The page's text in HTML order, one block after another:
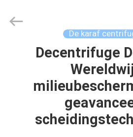
PRODUCTEN
VIDEO'S
Group
De karaf
Decentrifuge